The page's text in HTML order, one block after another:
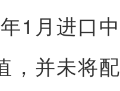
1月进口中
，并未将配